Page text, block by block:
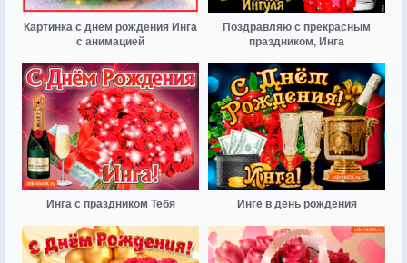
Картинка с днем рождения Инга
с анимацией
Поздравляю с прекрасным
праздником, Инга
Инга с праздником Тебя Инге в день рождения